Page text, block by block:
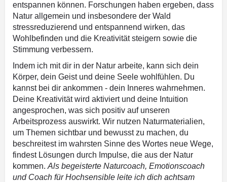
entspannen können. Forschungen haben ergeben, dass
Natur allgemein und insbesondere der Wald
stressreduzierend und entspannend wirken, das
Wohlbefinden und die Kreativität steigern sowie die
Stimmung verbessern.
Indem ich mit dir in der Natur arbeite, kann sich dein
Körper, dein Geist und deine Seele wohlfühlen. Du
kannst bei dir ankommen - dein Inneres wahrnehmen.
Deine Kreativität wird aktiviert und deine Intuition
angesprochen, was sich positiv auf unseren
Arbeitsprozess auswirkt. Wir nutzen Naturmaterialien,
um Themen sichtbar und bewusst zu machen, du
beschreitest im wahrsten Sinne des Wortes neue Wege,
findest Lösungen durch Impulse, die aus der Natur
kommen. Als begeisterte Naturcoach, Emotionscoach
und Coach für Hochsensible leite ich dich achtsam